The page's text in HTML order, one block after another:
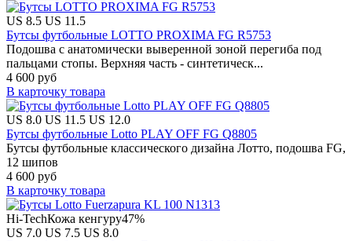
US 8.5 US 11.5
Бутсы футбольные LOTTO PROXIMA FG R5753
Подошва с анатомически выверенной зоной перегиба под
пальцами стопы. Верхняя часть - синтетическ...
4 600 руб
В карточку товара
US 8.0 US 11.5 US 12.0
Бутсы футбольные Lotto PLAY OFF FG Q8805
Бутсы футбольные классического дизайна Лотто, подошва FG,
12 шипов
4 600 руб
В карточку товара
Hi-TechКожа кенгуру47%
US 7.0 US 7.5 US 8.0